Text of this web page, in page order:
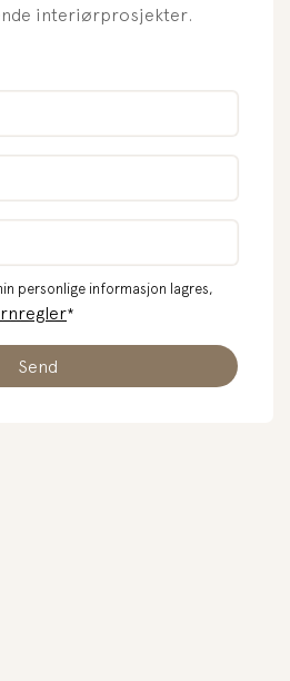
interiørprosjekter.
personlige informasjon lagres,
*